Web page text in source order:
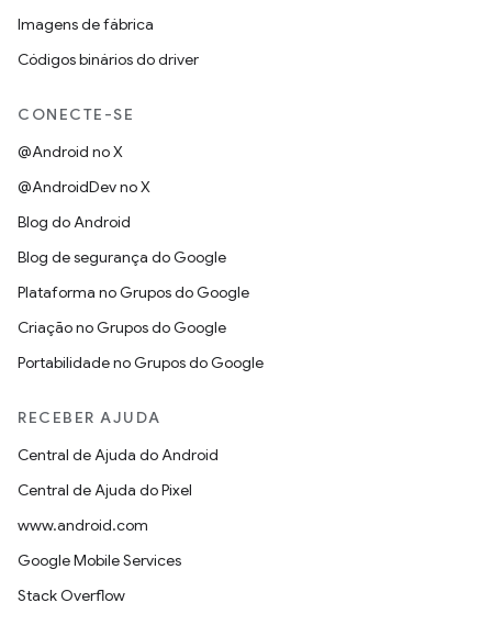
Imagens de fábrica
Códigos binários do driver
CONECTE-SE
@Android no X
@AndroidDev no X
Blog do Android
Blog de segurança do Google
Plataforma no Grupos do Google
Criação no Grupos do Google
Portabilidade no Grupos do Google
RECEBER AJUDA
Central de Ajuda do Android
Central de Ajuda do Pixel
www.android.com
Google Mobile Services
Stack Overflow